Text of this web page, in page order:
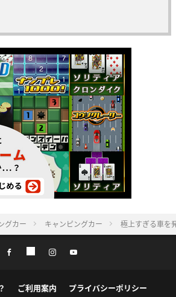
グカー キャンピングカー 極上すぎる車を
ご利用案内
プライバシーポリシー